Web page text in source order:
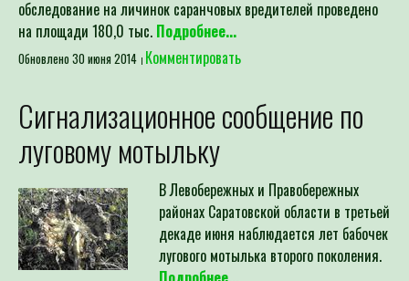
на площади 180,0 тыс.Подробнее...
Обновлено 30 июня 2014 Комментировать
Сигнализационное сообщение по
луговому мотыльку
В Левобережных и Правобережных
районах Саратовской области в третьей
декаде июня наблюдается лет бабочек
лугового мотылька второго поколения.
Подробнее...